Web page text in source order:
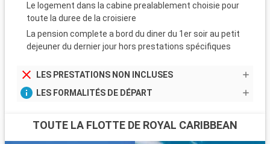
Le logement dans la cabine prealablement choisie pour
toute la duree de la croisiere
La pension complete a bord du diner du 1er soir au petit
dejeuner du dernier jour hors prestations spécifiques
LES PRESTATIONS NON INCLUSES
LES FORMALITÉS DE DÉPART
TOUTE LA FLOTTE DE ROYAL CARIBBEAN